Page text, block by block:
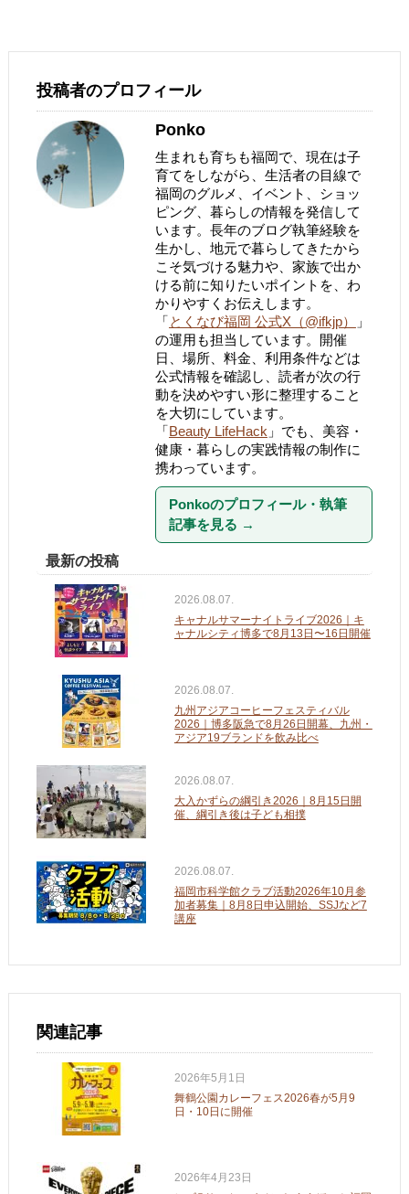
投稿者のプロフィール
Ponko
生まれも育ちも福岡で、現在は子
育てをしながら、生活者の目線で
福岡のグルメ、イベント、ショッ
ピング、暮らしの情報を発信して
います。長年のブログ執筆経験を
生かし、地元で暮らしてきたから
こそ気づける魅力や、家族で出か
ける前に知りたいポイントを、わ
かりやすくお伝えします。
「とくなび福岡 公式X（@ifkjp）
」
の運用も担当しています。開催
日、場所、料金、利用条件などは
公式情報を確認し、読者が次の行
動を決めやすい形に整理すること
を大切にしています。
「Beauty LifeHack 」でも、美容・
健康・暮らしの実践情報の制作に
携わっています。
Ponkoのプロフィール・執筆
記事を見る →
最新の投稿
2026.08.07.
キャナルサマーナイトライブ2026｜キ
ャナルシティ博多で8月13日〜16日開催
2026.08.07.
九州アジアコーヒーフェスティバル
2026｜博多阪急で8月26日開幕、九州・
アジア19ブランドを飲み比べ
2026.08.07.
大入かずらの綱引き2026｜8月15日開
催、綱引き後は子ども相撲
2026.08.07.
福岡市科学館クラブ活動2026年10月参
加者募集｜8月8日申込開始、SSJなど7
講座
関連記事
2026年5月1日
舞鶴公園カレーフェス2026春が5月9
日・10日に開催
2026年4月23日